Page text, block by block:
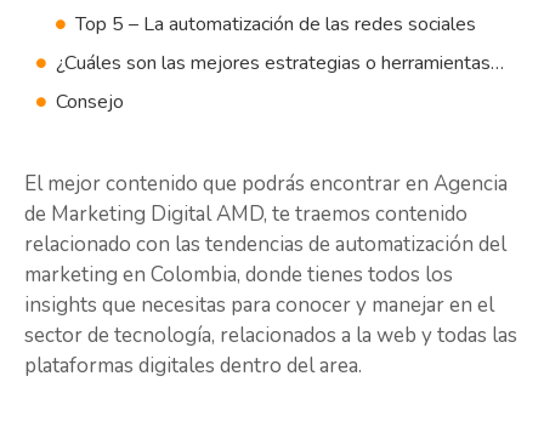
Top 5 – La automatización de las redes sociales
¿Cuáles son las mejores estrategias o herramientas de tendencias de automatización del marketing en el futuro?
Consejo
El mejor contenido que podrás encontrar en Agencia
de Marketing Digital AMD, te traemos contenido
relacionado con las tendencias de automatización del
marketing en Colombia, donde tienes todos los
insights que necesitas para conocer y manejar en el
sector de tecnología, relacionados a la web y todas las
plataformas digitales dentro del area.